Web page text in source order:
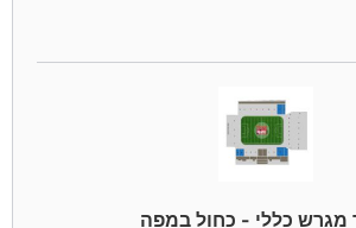
מגרש כללי - כחול במפה